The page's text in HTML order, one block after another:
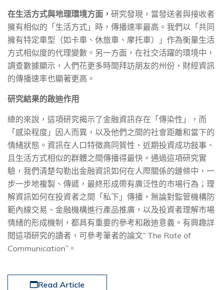
在生活方式與地理環境方面， 研究發現，當發送者與接收者
擁有相似的「生活方式」時，傳播速率最高。我們以「共同
擁有特定車型（如卡車、休旅車、摩托車）」作為衡量生活
方式相似度的代理變數。另一方面，在社交活躍的環境中，
調查數據顯示，人們花更多時間拜訪朋友的州份，財經資訊
的傳播速率也顯著更高。
研究結果的啟迪作用
總的來說，這項研究揭示了金融資訊存在「傳染性」，而
「感染程度」因人而異，以及他們之間的社會距離和當下的
情緒狀態。資訊在人口特徵高同質性、近期投資成功敍事、
且生活方式相似的群體之間傳播得最快。通過這項研究實
驗，我們清楚勾勒出金融資訊如何在人際關係的鏈條中，一
步一步地複製、傳遞，最終形成帶有廣泛性的市場行為；理
解資訊如何在投資者之間「私下」傳播，無論對監管機構防
範內線交易、金融機構進行產品推廣，以及投資者理解市場
情緒的形成機制，都具有重要的參考和啟迪意義。有興趣詳
閱這項研究的讀者，可參考筆者的論文” The Rate of
Communication” 。
Read Article